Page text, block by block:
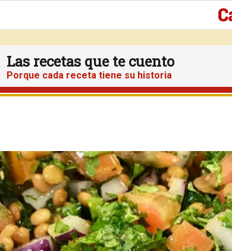
Las recetas que te cuento
Porque cada receta tiene su historia